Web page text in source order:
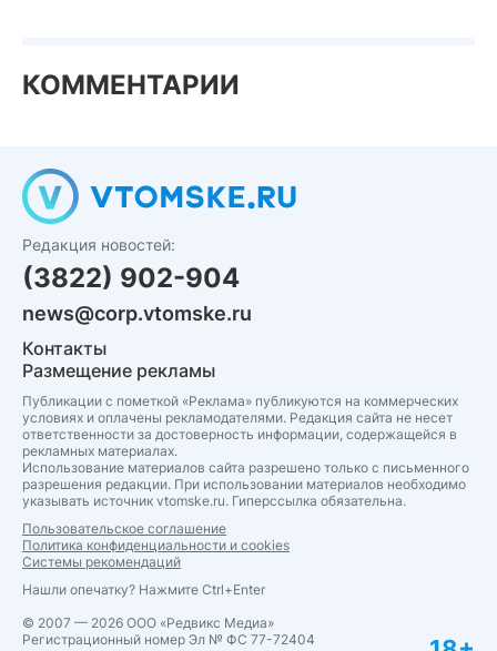
КОММЕНТАРИИ
Редакция новостей:
(3822) 902-904
news@corp.vtomske.ru
Контакты
Размещение рекламы
Публикации с пометкой «Реклама» публикуются на коммерческих
условиях и оплачены рекламодателями. Редакция сайта не несет
ответственности за достоверность информации, содержащейся в
рекламных материалах.
Использование материалов сайта разрешено только с письменного
разрешения редакции. При использовании материалов необходимо
указывать источник vtomske.ru. Гиперссылка обязательна.
Пользовательское соглашение
Политика конфиденциальности и cookies
Системы рекомендаций
Нашли опечатку? Нажмите Ctrl+Enter
© 2007 — 2026 ООО «Редвикс Медиа»
Регистрационный номер Эл № ФС 77-72404